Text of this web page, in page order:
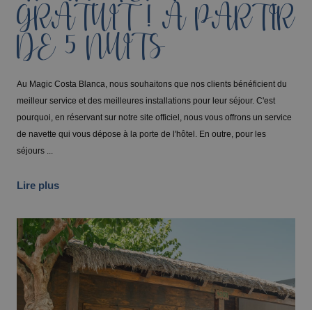
GRATUIT ! A PARTIR
DE 5 NUITS
Au Magic Costa Blanca, nous souhaitons que nos clients bénéficient du
meilleur service et des meilleures installations pour leur séjour. C'est
pourquoi, en réservant sur notre site officiel, nous vous offrons un service
de navette qui vous dépose à la porte de l'hôtel. En outre, pour les
séjours ...
Lire plus